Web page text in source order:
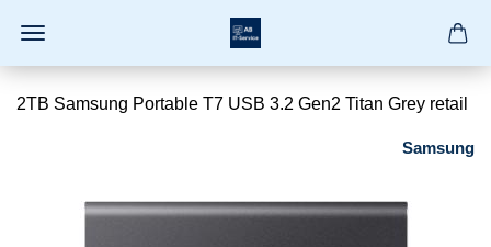
2TB Samsung Portable T7 USB 3.2 Gen2 Titan Grey retail
Samsung